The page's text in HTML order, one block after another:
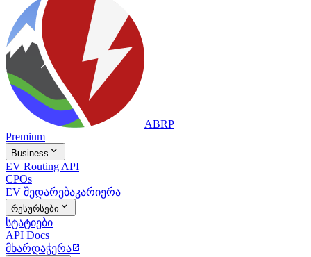
ABRP
Premium
Business 
EV Routing API
CPOs
EV შედარებაკარიერა
რესურსები 
სტატიები
API Docs
მხარდაჭერა